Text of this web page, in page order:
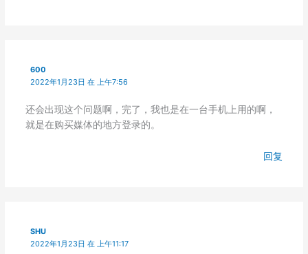
600
2022年1月23日 在 上午7:56
还会出现这个问题啊，完了，我也是在一台手机上用的啊，
就是在购买媒体的地方登录的。
回复
SHU
2022年1月23日 在 上午11:17